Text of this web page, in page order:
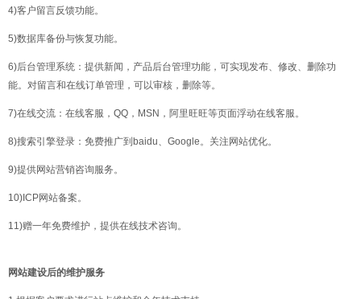
4)客户留言反馈功能。
5)数据库备份与恢复功能。
6)后台管理系统：提供新闻，产品后台管理功能，可实现发布、修改、删除功
能。对留言和在线订单管理，可以审核，删除等。
7)在线交流：在线客服，QQ，MSN，阿里旺旺等页面浮动在线客服。
8)搜索引擎登录：免费推广到baidu、Google。关注网站优化。
9)提供网站营销咨询服务。
10)ICP网站备案。
11)赠一年免费维护，提供在线技术咨询。
网站建设后的维护服务